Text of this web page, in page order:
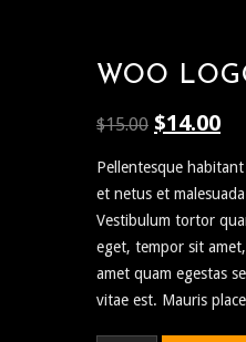
WOO
$15.00
oli:
$15.00.
$14.00
on:
Pellentesque
et netus et
Vestibulum tortor
eget, tempor sit
amet quam egestas
vitae est. Mauris